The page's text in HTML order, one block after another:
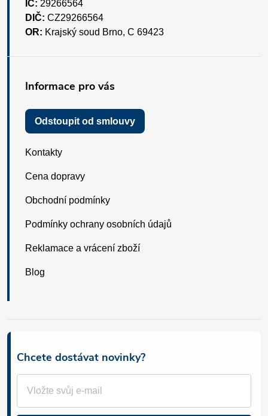
IČ: 29266564
DIČ: CZ29266564
OR: Krajský soud Brno, C 69423
Informace pro vás
Odstoupit od smlouvy
Kontakty
Cena dopravy
Obchodní podmínky
Podmínky ochrany osobních údajů
Reklamace a vrácení zboží
Blog
Chcete dostávat novinky?